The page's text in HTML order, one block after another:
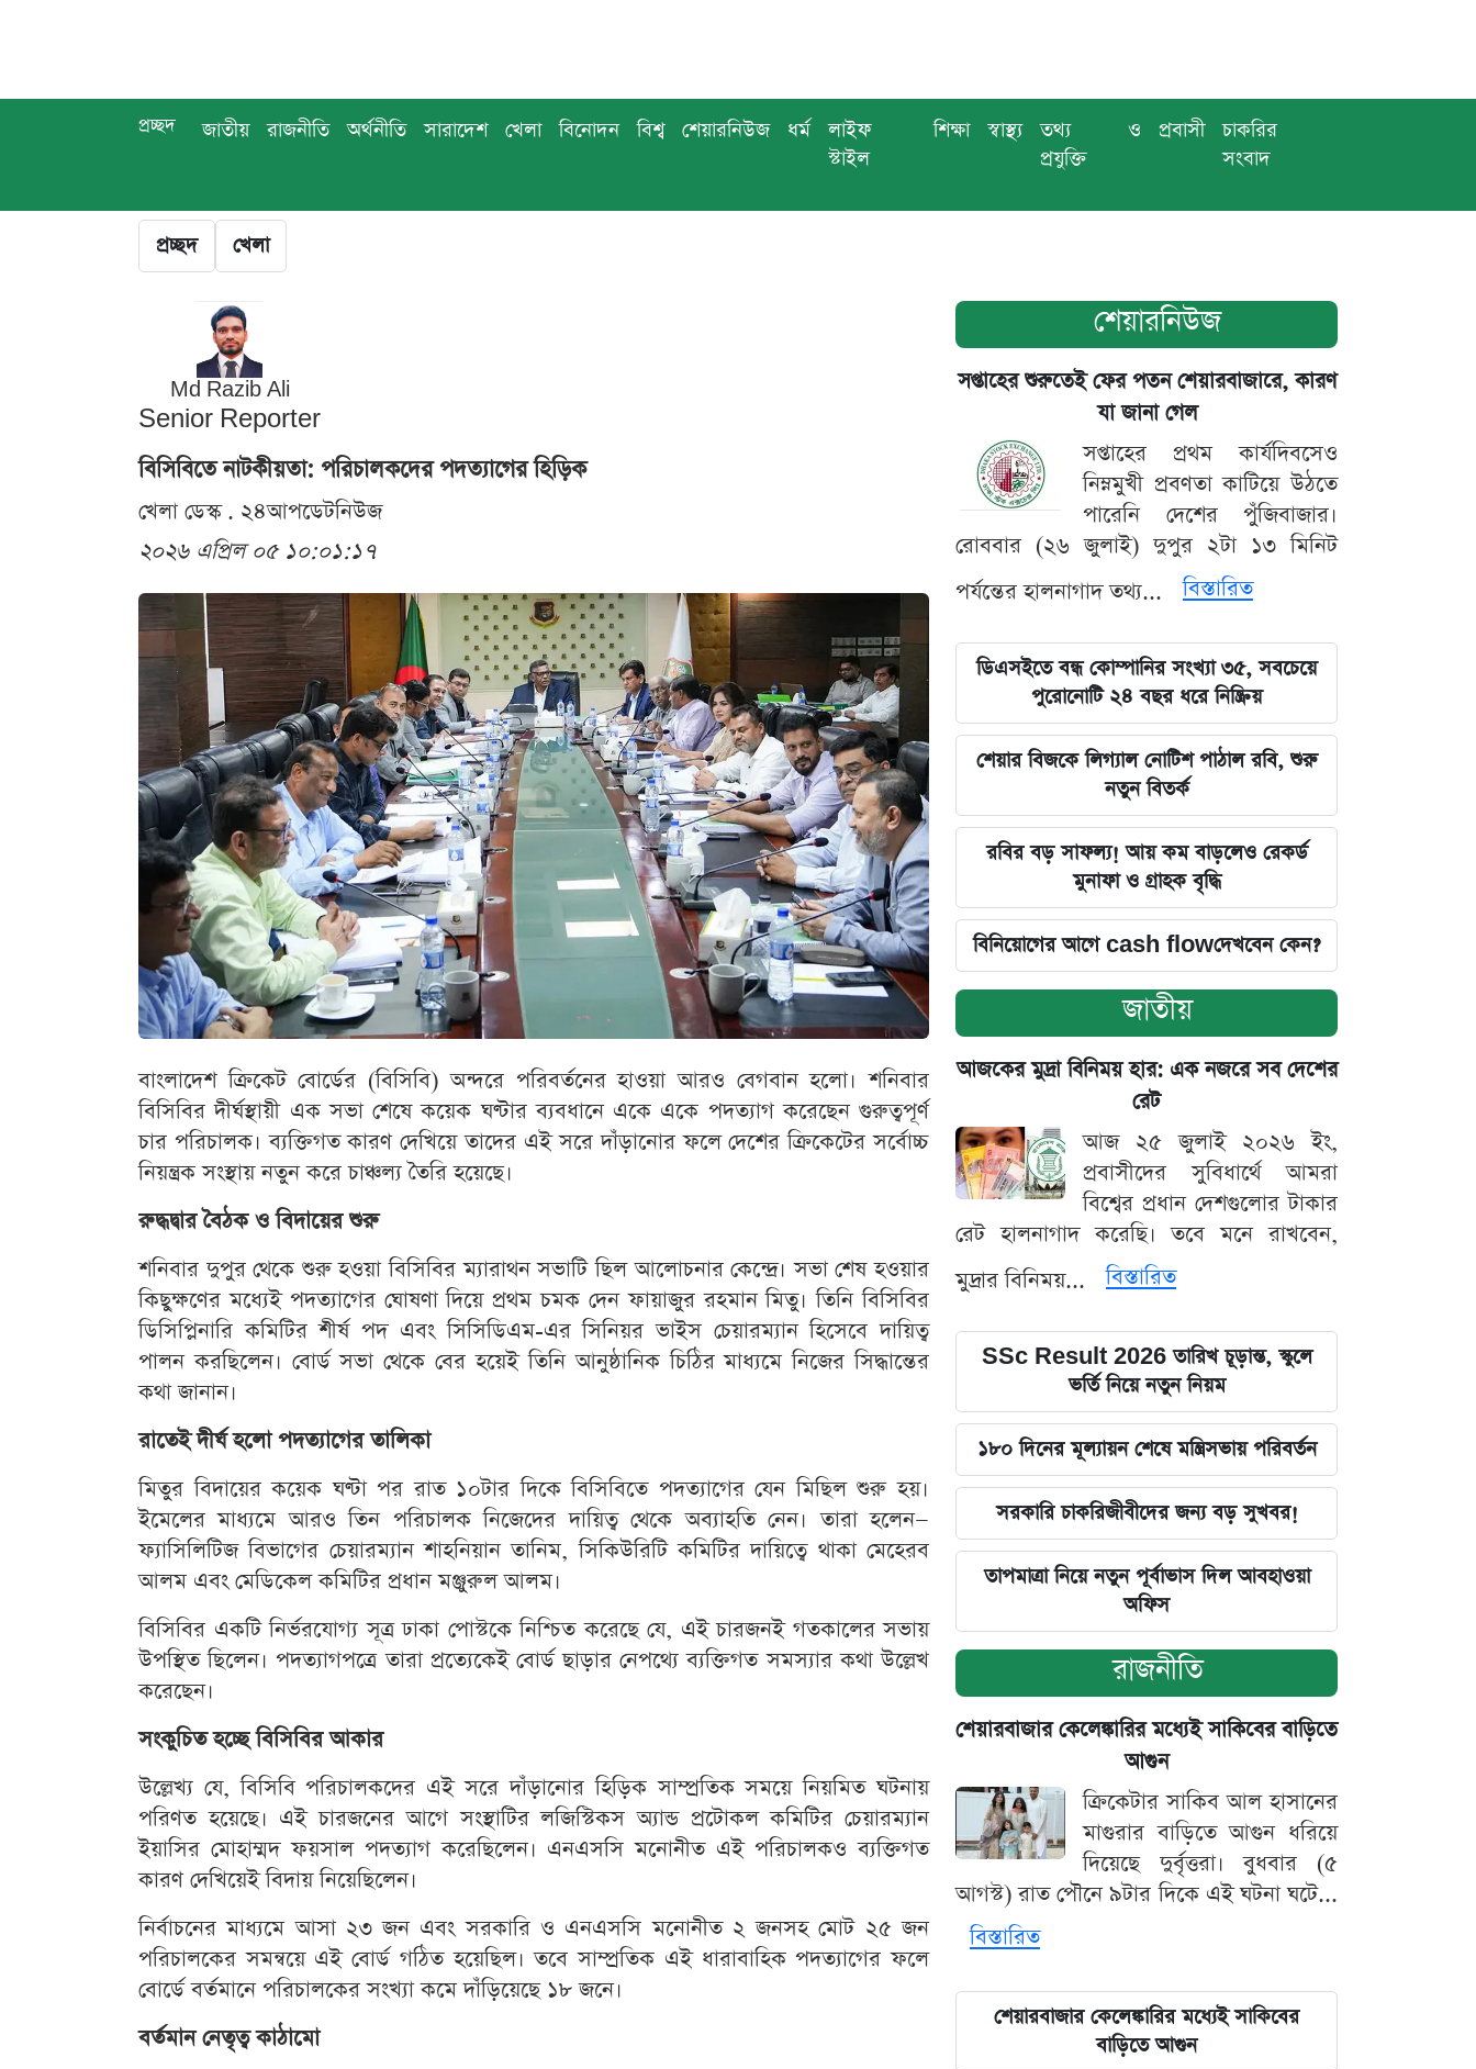
প্রচ্ছদ জাতীয় রাজনীতি অর্থনীতি সারাদেশ খেলা বিনোদন বিশ্ব শেয়ারনিউজ ধর্ম
লাইফ
স্টাইল
শিক্ষা স্বাস্থ্য
তথ্য ও
প্রযুক্তি
প্রবাসী
চাকরির
সংবাদ
প্রচ্ছদ খেলা
Md Razib Ali
Senior Reporter
বিসিবিতে নাটকীয়তা: পরিচালকদের পদত্যাগের হিড়িক
খেলা ডেস্ক . ২৪আপডেটনিউজ
২০২৬ এপ্রিল ০৫ ১০:০১:১৭
বাংলাদেশ ক্রিকেট বোর্ডের (বিসিবি) অন্দরে পরিবর্তনের হাওয়া আরও বেগবান হলো। শনিবার
বিসিবির দীর্ঘস্থায়ী এক সভা শেষে কয়েক ঘণ্টার ব্যবধানে একে একে পদত্যাগ করেছেন গুরুত্বপূর্ণ
চার পরিচালক। ব্যক্তিগত কারণ দেখিয়ে তাদের এই সরে দাঁড়ানোর ফলে দেশের ক্রিকেটের সর্বোচ্চ
নিয়ন্ত্রক সংস্থায় নতুন করে চাঞ্চল্য তৈরি হয়েছে।
রুদ্ধদ্বার বৈঠক ও বিদায়ের শুরু
শনিবার দুপুর থেকে শুরু হওয়া বিসিবির ম্যারাথন সভাটি ছিল আলোচনার কেন্দ্রে। সভা শেষ হওয়ার
কিছুক্ষণের মধ্যেই পদত্যাগের ঘোষণা দিয়ে প্রথম চমক দেন ফায়াজুর রহমান মিতু। তিনি বিসিবির
ডিসিপ্লিনারি কমিটির শীর্ষ পদ এবং সিসিডিএম-এর সিনিয়র ভাইস চেয়ারম্যান হিসেবে দায়িত্ব
পালন করছিলেন। বোর্ড সভা থেকে বের হয়েই তিনি আনুষ্ঠানিক চিঠির মাধ্যমে নিজের সিদ্ধান্তের
কথা জানান।
রাতেই দীর্ঘ হলো পদত্যাগের তালিকা
মিতুর বিদায়ের কয়েক ঘণ্টা পর রাত ১০টার দিকে বিসিবিতে পদত্যাগের যেন মিছিল শুরু হয়।
ইমেলের মাধ্যমে আরও তিন পরিচালক নিজেদের দায়িত্ব থেকে অব্যাহতি নেন। তারা হলেন—
ফ্যাসিলিটিজ বিভাগের চেয়ারম্যান শাহনিয়ান তানিম, সিকিউরিটি কমিটির দায়িত্বে থাকা মেহেরব
আলম এবং মেডিকেল কমিটির প্রধান মঞ্জুরুল আলম।
বিসিবির একটি নির্ভরযোগ্য সূত্র ঢাকা পোস্টকে নিশ্চিত করেছে যে, এই চারজনই গতকালের সভায়
উপস্থিত ছিলেন। পদত্যাগপত্রে তারা প্রত্যেকেই বোর্ড ছাড়ার নেপথ্যে ব্যক্তিগত সমস্যার কথা উল্লেখ
করেছেন।
সংকুচিত হচ্ছে বিসিবির আকার
উল্লেখ্য যে, বিসিবি পরিচালকদের এই সরে দাঁড়ানোর হিড়িক সাম্প্রতিক সময়ে নিয়মিত ঘটনায়
পরিণত হয়েছে। এই চারজনের আগে সংস্থাটির লজিস্টিকস অ্যান্ড প্রটোকল কমিটির চেয়ারম্যান
ইয়াসির মোহাম্মদ ফয়সাল পদত্যাগ করেছিলেন। এনএসসি মনোনীত এই পরিচালকও ব্যক্তিগত
কারণ দেখিয়েই বিদায় নিয়েছিলেন।
নির্বাচনের মাধ্যমে আসা ২৩ জন এবং সরকারি ও এনএসসি মনোনীত ২ জনসহ মোট ২৫ জন
পরিচালকের সমন্বয়ে এই বোর্ড গঠিত হয়েছিল। তবে সাম্প্রতিক এই ধারাবাহিক পদত্যাগের ফলে
বোর্ডে বর্তমানে পরিচালকের সংখ্যা কমে দাঁড়িয়েছে ১৮ জনে।
বর্তমান নেতৃত্ব কাঠামো
শেয়ারনিউজ
সপ্তাহের শুরুতেই ফের পতন শেয়ারবাজারে, কারণ
যা জানা গেল
সপ্তাহের প্রথম কার্যদিবসেও
নিম্নমুখী প্রবণতা কাটিয়ে উঠতে
পারেনি দেশের পুঁজিবাজার।
রোববার (২৬ জুলাই) দুপুর ২টা ১৩ মিনিট
পর্যন্তের হালনাগাদ তথ্য...
বিস্তারিত
ডিএসইতে বন্ধ কোম্পানির সংখ্যা ৩৫, সবচেয়ে
পুরোনোটি ২৪ বছর ধরে নিষ্ক্রিয়
শেয়ার বিজকে লিগ্যাল নোটিশ পাঠাল রবি, শুরু
নতুন বিতর্ক
রবির বড় সাফল্য! আয় কম বাড়লেও রেকর্ড
মুনাফা ও গ্রাহক বৃদ্ধি
বিনিয়োগের আগে cash flowদেখবেন কেন?
জাতীয়
আজকের মুদ্রা বিনিময় হার: এক নজরে সব দেশের
রেট
আজ ২৫ জুলাই ২০২৬ ইং,
প্রবাসীদের সুবিধার্থে আমরা
বিশ্বের প্রধান দেশগুলোর টাকার
রেট হালনাগাদ করেছি। তবে মনে রাখবেন,
মুদ্রার বিনিময়...
বিস্তারিত
SSc Result 2026 তারিখ চূড়ান্ত, স্কুলে
ভর্তি নিয়ে নতুন নিয়ম
১৮০ দিনের মূল্যায়ন শেষে মন্ত্রিসভায় পরিবর্তন
সরকারি চাকরিজীবীদের জন্য বড় সুখবর!
তাপমাত্রা নিয়ে নতুন পূর্বাভাস দিল আবহাওয়া
অফিস
রাজনীতি
শেয়ারবাজার কেলেঙ্কারির মধ্যেই সাকিবের বাড়িতে
আগুন
ক্রিকেটার সাকিব আল হাসানের
মাগুরার বাড়িতে আগুন ধরিয়ে
দিয়েছে দুর্বৃত্তরা। বুধবার (৫
আগস্ট) রাত পৌনে ৯টার দিকে এই ঘটনা ঘটে...
বিস্তারিত
শেয়ারবাজার কেলেঙ্কারির মধ্যেই সাকিবের
বাড়িতে আগুন